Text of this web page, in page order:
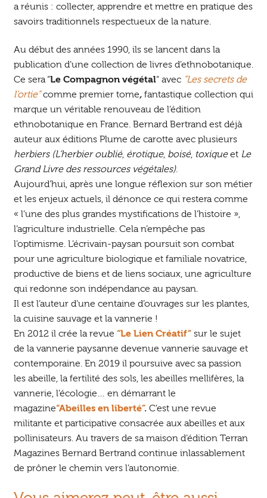
a réunis : collecter, apprendre et mettre en pratique des
savoirs traditionnels respectueux de la nature.
Au début des années 1990, ils se lancent dans la
publication d’une collection de livres d’ethnobotanique.
Ce sera “Le Compagnon végétal“ avec “Les secrets de
l’ortie”comme premier tome,fantastique collection qui
marque un véritable renouveau de l’édition
ethnobotanique en France. Bernard Bertrand est déjà
auteur aux éditions Plume de carotte avec plusieurs
herbiers(L’herbier oublié, érotique, boisé, toxiqueet Le
Grand Livre des ressources végétales).
Aujourd’hui, après une longue réflexion sur son métier
et les enjeux actuels, il dénonce ce qui restera comme
« l’une des plus grandes mystifications de l’histoire »,
l’agriculture industrielle. Cela n’empêche pas
l’optimisme. L’écrivain-paysan poursuit son combat
pour une agriculture biologique et familiale novatrice,
productive de biens et de liens sociaux, une agriculture
qui redonne son indépendance au paysan.
Il est l’auteur d’une centaine d’ouvrages sur les plantes,
la cuisine sauvage et la vannerie !
En 2012 il crée la revue “Le Lien Créatif”sur le sujet
de la vannerie paysanne devenue vannerie sauvage et
contemporaine. En 2019 il poursuive avec sa passion
les abeille, la fertilité des sols, les abeilles mellifères, la
vannerie, l’écologie… en démarrant le
magazine“Abeilles en liberté”.C’est une revue
militante et participative consacrée aux abeilles et aux
pollinisateurs. Au travers de sa maison d’édition Terran
Magazines Bernard Bertrand continue inlassablement
de prôner le chemin vers l’autonomie.